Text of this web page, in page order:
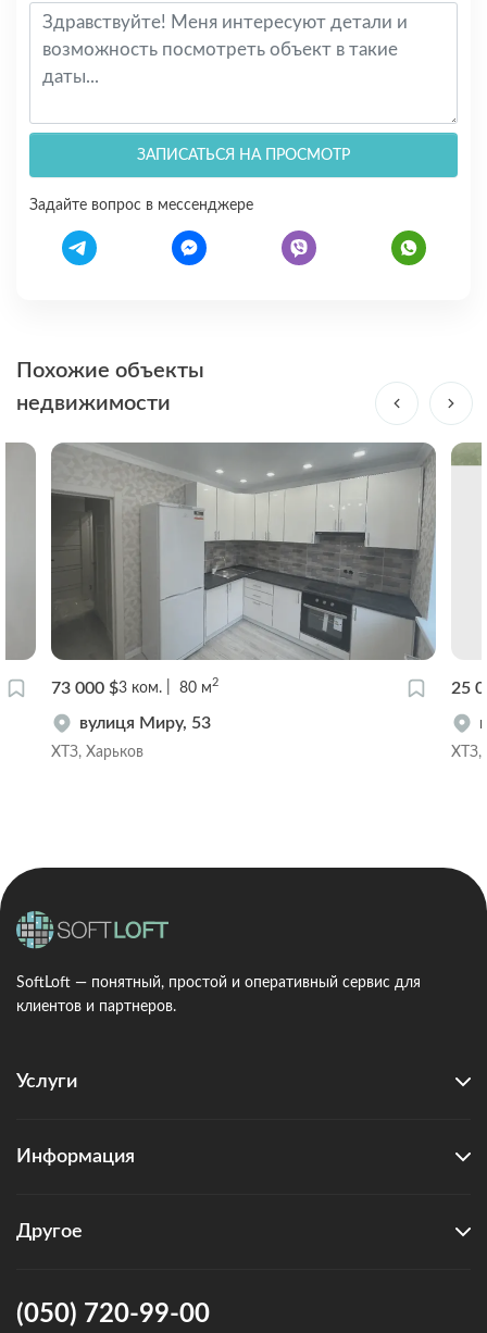
ЗАПИСАТЬСЯ НА ПРОСМОТР
Задайте вопрос в мессенджере
Похожие объекты
недвижимости
73 000 $3 ком. 80 м2
вулиця Миру, 53
ХТЗ, Харьков
25
ХТЗ,
SoftLoft — понятный, простой и оперативный сервис для
клиентов и партнеров.
Услуги
Информация
Другое
(050) 720-99-00